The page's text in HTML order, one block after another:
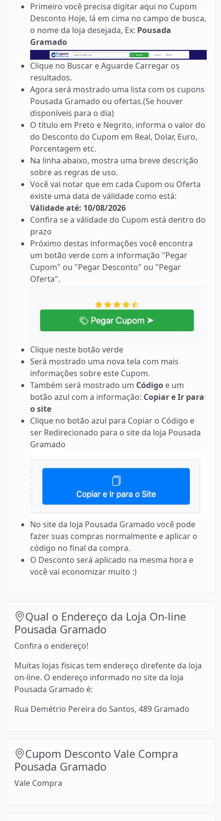
Primeiro você precisa digitar aqui no Cupom
Desconto Hoje, lá em cima no campo de busca,
o nome da loja desejada, Ex: Pousada
Gramado
Clique no Buscar e Aguarde Carregar os
resultados.
Agora será mostrado uma lista com os cupons
Pousada Gramado ou ofertas.(Se houver
disponíveis para o dia)
O título em Preto e Negrito, informa o valor do
do Desconto do Cupom em Real, Dolar, Euro,
Porcentagem etc.
Na linha abaixo, mostra uma breve descrição
sobre as regras de uso.
Você vai notar que em cada Cupom ou Oferta
existe uma data de válidade como está:
Válidade até: 10/08/2026
Confira se a válidade do Cupom está dentro do
prazo
Próximo destas informações você encontra
um botão verde com a informação "Pegar
Cupom" ou "Pegar Desconto" ou "Pegar
Oferta".
Clique neste botão verde
Será mostrado uma nova tela com mais
informações sobre este Cupom.
Também será mostrado um Código e um
botão azul com a informação: Copiar e Ir para
o site
Clique no botão azul para Copiar o Código e
ser Redirecionado para o site da loja Pousada
Gramado
No site da loja Pousada Gramado você pode
fazer suas compras normalmente e aplicar o
código no final da compra.
O Desconto será aplicado na mesma hora e
você vai economizar muito :)
Qual o Endereço da Loja On-line
Pousada Gramado
Confira o endereço!
Muitas lojas físicas tem endereço direfente da loja
on-line. O endereço informado no site da loja
Pousada Gramado é:
Rua Demétrio Pereira do Santos, 489 Gramado
Cupom Desconto Vale Compra
Pousada Gramado
Vale Compra